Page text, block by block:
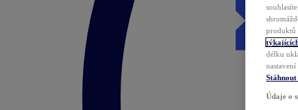
produktů
délku
nastavení
Stáhnout
Údaje o